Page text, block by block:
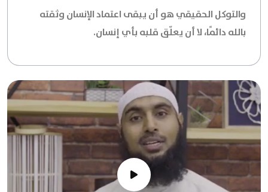
والتوكل الحقيقي هو أن يبقى اعتماد الإنسان وثقته
بالله دائمًا، لا أن يعلّق قلبه بأي إنسان.